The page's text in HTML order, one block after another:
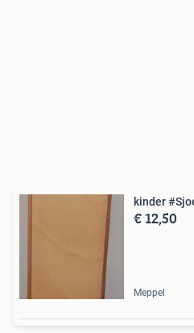
kinder
€ 12,50
Meppel